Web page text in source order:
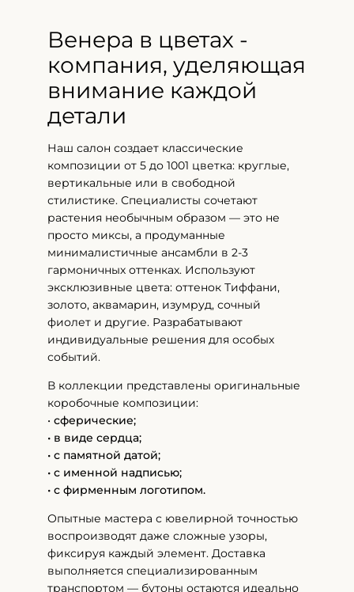
Венера в цветах -
компания, уделяющая
внимание каждой
детали
Наш салон создает классические
композиции от 5 до 1001 цветка: круглые,
вертикальные или в свободной
стилистике. Специалисты сочетают
растения необычным образом — это не
просто миксы, а продуманные
минималистичные ансамбли в 2-3
гармоничных оттенках. Используют
эксклюзивные цвета: оттенок Тиффани,
золото, аквамарин, изумруд, сочный
фиолет и другие. Разрабатывают
индивидуальные решения для особых
событий.
В коллекции представлены оригинальные
коробочные композиции:
• сферические;
• в виде сердца;
• с памятной датой;
• с именной надписью;
• с фирменным логотипом.
Опытные мастера с ювелирной точностью
воспроизводят даже сложные узоры,
фиксируя каждый элемент. Доставка
выполняется специализированным
транспортом — бутоны остаются идеально